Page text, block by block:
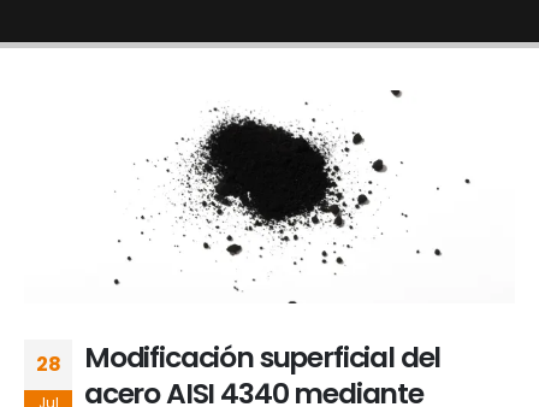
28
Jul
Modificación superficial del
acero AISI 4340 mediante